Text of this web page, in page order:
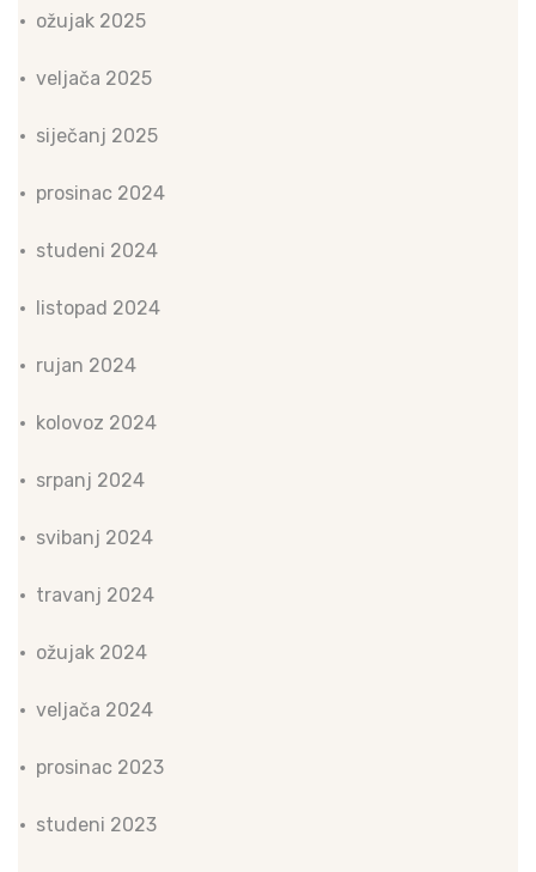
ožujak 2025
veljača 2025
siječanj 2025
prosinac 2024
studeni 2024
listopad 2024
rujan 2024
kolovoz 2024
srpanj 2024
svibanj 2024
travanj 2024
ožujak 2024
veljača 2024
prosinac 2023
studeni 2023